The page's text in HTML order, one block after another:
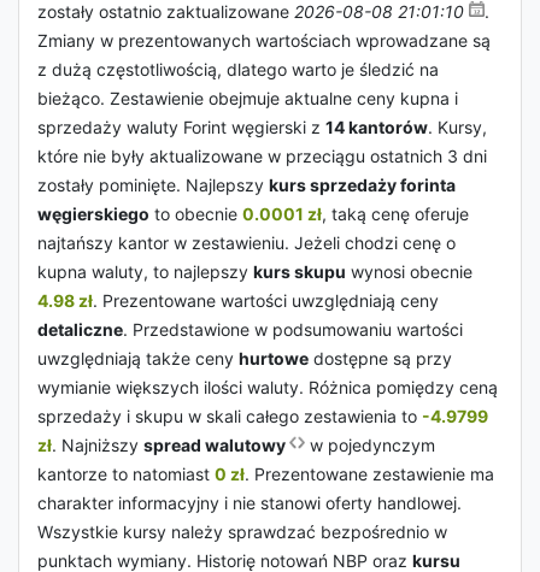
zostały ostatnio zaktualizowane 2026-08-08 21:01:10
.
Zmiany w prezentowanych wartościach wprowadzane są
z dużą częstotliwością, dlatego warto je śledzić na
bieżąco. Zestawienie obejmuje aktualne ceny kupna i
sprzedaży waluty Forint węgierski z 14 kantorów. Kursy,
które nie były aktualizowane w przeciągu ostatnich 3 dni
zostały pominięte. Najlepszy kurs sprzedaży forinta
węgierskiego to obecnie 0.0001 zł, taką cenę oferuje
najtańszy kantor w zestawieniu. Jeżeli chodzi cenę o
kupna waluty, to najlepszy kurs skupu wynosi obecnie
4.98 zł. Prezentowane wartości uwzględniają ceny
detaliczne. Przedstawione w podsumowaniu wartości
uwzględniają także ceny hurtowe dostępne są przy
wymianie większych ilości waluty. Różnica pomiędzy ceną
sprzedaży i skupu w skali całego zestawienia to -4.9799
zł. Najniższy spread walutowy
w pojedynczym
kantorze to natomiast 0 zł. Prezentowane zestawienie ma
charakter informacyjny i nie stanowi oferty handlowej.
Wszystkie kursy należy sprawdzać bezpośrednio w
punktach wymiany. Historię notowań NBP oraz kursu